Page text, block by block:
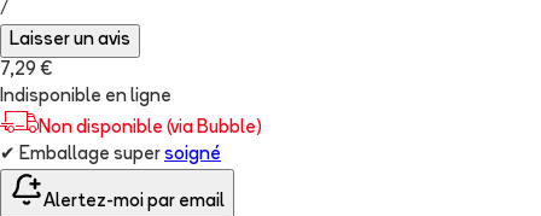
/
Laisser un avis
7,29 €
Indisponible en ligne
Non disponible (via Bubble)
✔ Emballage super soigné
Alertez-moi par email